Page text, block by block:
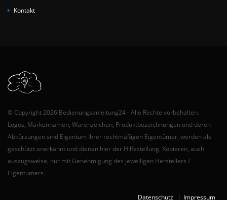
Kontakt
© Copyright 2026 Bedienungsanleitung24 - Alle Rechte vorbehalten.
Logos, Markennamen, Warenzeichen, Produktbezeichnungen und deren
Abkürzungen sind Eigentum Ihrer rechtmäßigen Eigentümer, werden als
geschützt anerkannt und dienen hier der Hilfestellung. Kopieren, auch
auszugsweise, nur mit Genehmigung des jeweiligen Herstellers /
Eigentümers.
Datenschutz Impressum